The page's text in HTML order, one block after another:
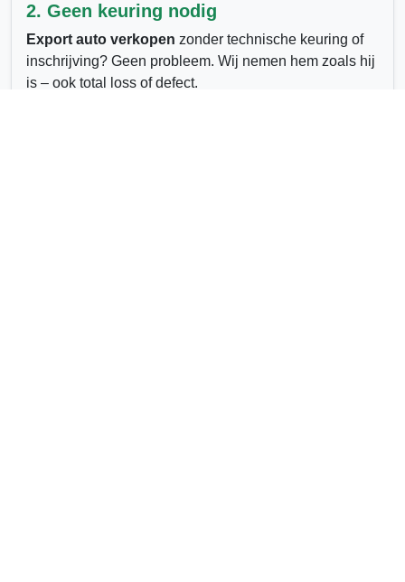
2. Geen keuring nodig
Export auto verkopen zonder technische keuring of
inschrijving? Geen probleem. Wij nemen hem zoals hij
is – ook total loss of defect.